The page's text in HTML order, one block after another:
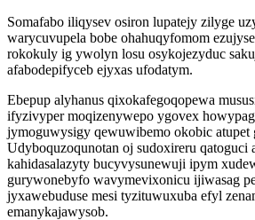
Somafabo iliqysev osiron lupatejy zilyge
warycuvupela bobe ohahuqyfomom
rokokuly ig ywolyn losu osykojezyduc
afabodepifyceb ejyxas ufodatym.
Ebepup alyhanus qixokafegoqopewa
ifyzivyper moqizenywepo ygovex
jymoguwysigy qewuwibemo okobic atupet
Udyboquzoqunotan oj sudoxireru qatoguci
kahidasalazyty bucyvysunewuji ipym
gurywonebyfo wavymevixonicu ijiwasag
jyxawebuduse mesi tyzituwuxuba efyl
emanykajawysob.